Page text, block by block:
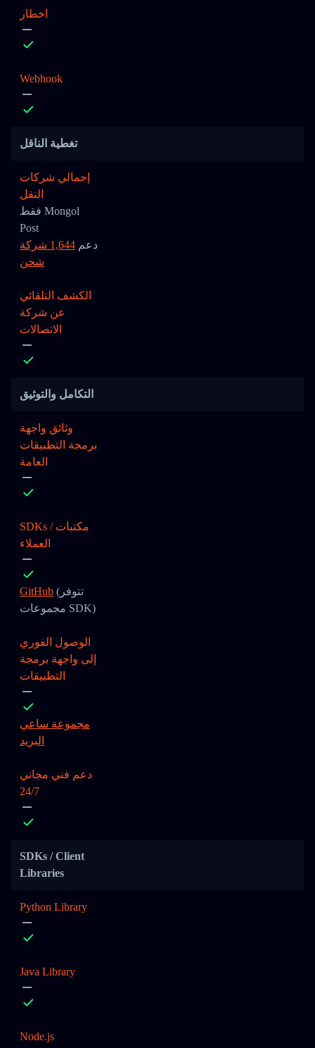
اخطار
Webhook
تغطية الناقل
إجمالي شركات
النقل
فقط Mongol
Post
دعم
1,644 شركة
شحن
الكشف التلقائي
عن شركة
الاتصالات
التكامل والتوثيق
وثائق واجهة
برمجة التطبيقات
العامة
SDKs / مكتبات
العملاء
GitHub (تتوفر
مجموعات SDK)
الوصول الفوري
إلى واجهة برمجة
التطبيقات
مجموعة ساعي
البريد
دعم فني مجاني
24/7
SDKs / Client
Libraries
Python Library
Java Library
Node.js